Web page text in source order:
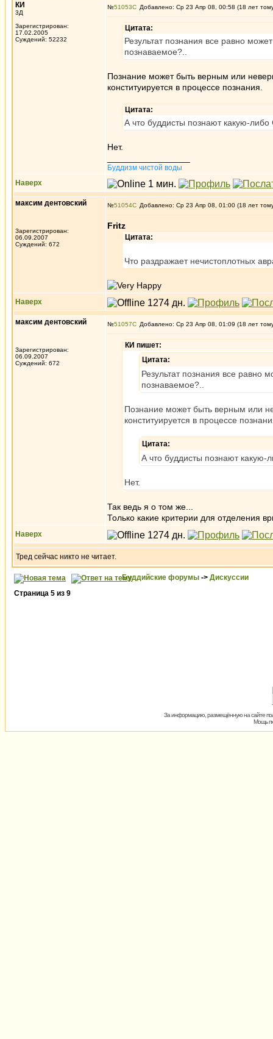
КИ
3Д
Зарегистрирован:
17.02.2005
Суждений: 52232
№51053 Добавлено: Ср 23 Апр 08, 00:58 (18 лет
Цитата:
Результат познания все равно
познаваемое?..
Познание может быть верным или
конституируется в процессе познания.
Цитата:
А что буддисты познают какую-
Нет.
Буддизм чистой воды
Наверх
максим дентовский
Зарегистрирован:
06.09.2007
Суждений: 672
№51054 Добавлено: Ср 23 Апр 08, 01:00 (18 лет
Fritz
Цитата:
Что раздражает нечистоплотных
Наверх
максим дентовский
Зарегистрирован:
06.09.2007
Суждений: 672
№51057 Добавлено: Ср 23 Апр 08, 01:09 (18 лет
КИ пишет:
Цитата:
Результат познания все равно
познаваемое?..
Познание может быть верным или
конституируется в процессе
Цитата:
А что буддисты познают
Нет.
Так ведь я о том же...
Только какие критерии для отделения
Наверх
Тред сейчас никто не читает.
Буддийские форумы -> Дискуссии
Страница 5 из 9
За информацию, размещённую на сайте
Мощь